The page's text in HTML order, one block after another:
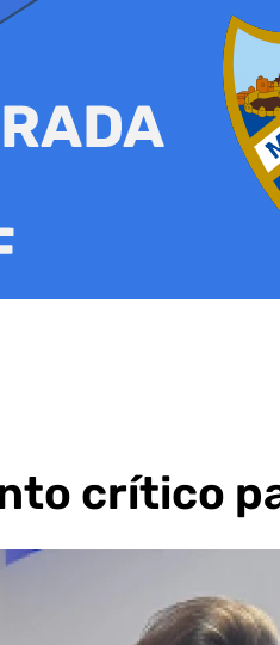
crítico